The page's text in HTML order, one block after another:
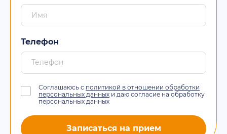
Телефон
Соглашаюсь с политикой в отношении обработки
персональных данных и даю согласие на обработку
персональных данных
Записаться на прием